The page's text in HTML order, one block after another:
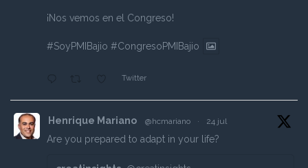
¡Nos vemos en el Congreso!
#SoyPMIBajio #CongresoPMIBajio
Twitter
Henrique Mariano @hcmariano · 24 jul
Are you prepared to adapt in your life?